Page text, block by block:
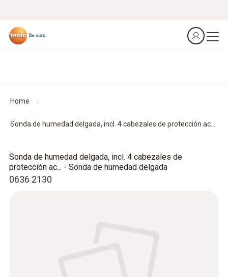
Home
Sonda de humedad delgada, incl. 4 cabezales de protección ac...
0636 2130
Sonda de humedad delgada, incl. 4 cabezales de
protección ac... - Sonda de humedad delgada